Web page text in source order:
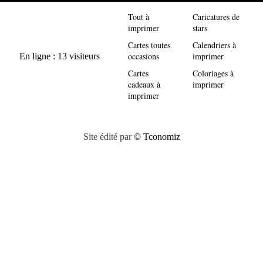
Tout à
imprimer
Cartes toutes
occasions
Cartes
cadeaux à
imprimer
Caricatures de
stars
Calendriers à
imprimer
Coloriages à
imprimer
Site édité par© Tconomiz